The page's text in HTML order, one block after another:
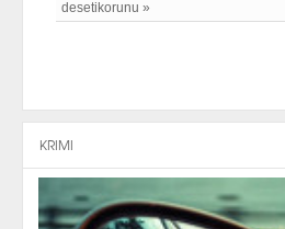
desetikorunu »
KRIMI